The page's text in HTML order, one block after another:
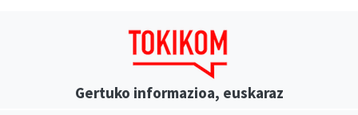
Gertuko informazioa, euskaraz